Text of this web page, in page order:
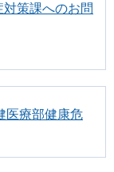
策課へのお問
医療部健康危